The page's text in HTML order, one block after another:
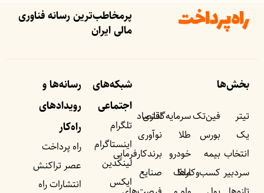
پرمخاطب‌ترین رسانه فناوری
مالی ایران
بخش‌ها
تیتر
یک
انتخاب
سردبیر
فین‌تک
بورس
بیمه
کسب‌وکار‌ها
سرمایه‌گذاری
طلا
خودرو
ملک
اقتصاد
نوآوری
برندکارفرمایی
صنایع
شبکه‌های
اجتماعی
تلگرام
اینستاگرام
لینکدین
ایکس
رسانه‌ها و
رویداد‌های
راه‌کار
راه پرداخت
عصر تراکنش
انتشارات راه